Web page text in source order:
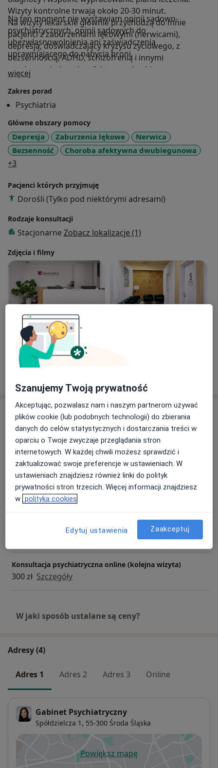
Wizyty kontrolne trwają około 20-30 minut.
Na wizyty lekarskie głównie przychodzą do mnie
pacjenci z zaburzeniami lękowymi (nerwicami),
depresją, doświadczający kryzysu życiowego, z
bezsennością, ADHD, schizofrenią i innymi
psychozami, chorobą afektywną dwubiegunową,
otępieniem, niepełnosprawnością intelektualną, z
uzależnieniami.
Przyjmuję tylko osoby dorosłe.
Na ten moment nie wystawiam opinii sądowo-
psychiatrycznych, opinii sądowych do
ubezwłasnowolnienia ani zaświadczenia
uprawniającego do nabycia broni.
więcej
Zakres porad
Psychiatria
Główne obszary pomocy
Depresja Zaburzenia lękowe
Nerwica
Bezsenność
Choroba afektywna dwubiegunowa
+3
Pacjenci których przyjmuję
Dorośli (Tylko pod niektórymi adresami)
Rodzaje konsultacji
Stacjonarne Zobacz lokalizacje (1)
Zdjęcia i filmy
Zobacz galerię (6)
Usługi i ceny
Konsultacja psychiatryczna
260 zł Szczegóły Umów wizytę
Konsultacja psychiatryczna (kolejna
wizyta)
260 zł - 300 zł Szczegóły
Umów wizytę
(pierwsza wizyta)
Umów wizytę
Konsultacja psychiatryczna online (kolejna wizyta)
300 zł Szczegóły
W jaki sposób ustalane są ceny?
Adresy (4)
Adres 1 Adres 2 Adres 3 Online
Gabinet Psychiatryczny
Spółdzielcza 1, 55-300 Środa Śląska
Powiększ mapęotwiera się w nowej karcie
Szanujemy Twoją prywatność
Akceptując, pozwalasz nam i naszym partnerom używać
plików cookie (lub podobnych technologii) do zbierania
danych do celów statystycznych i dostarczania treści w
oparciu o Twoje zwyczaje przeglądania stron
internetowych. W każdej chwili możesz sprawdzić i
zaktualizować swoje preferencje w ustawieniach. W
ustawieniach znajdziesz również linki do polityk
prywatności stron trzecich. Więcej informacji znajdziesz
w polityka cookies
Edytuj ustawienia Zaakceptuj